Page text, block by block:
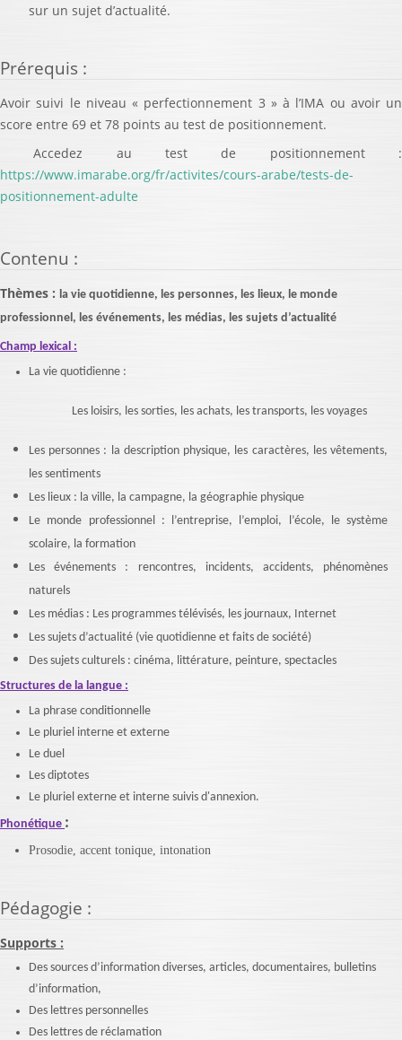
sur un sujet d’actualité.
Prérequis :
Avoir suivi le niveau « perfectionnement 3 » à l’IMA ou avoir un
score entre 69 et 78 points au test de positionnement.
Accedez au test de positionnement :
https://www.imarabe.org/fr/activites/cours-arabe/tests-de-
positionnement-adulte
Contenu :
Thèmes : la vie quotidienne, les personnes, les lieux, le monde
professionnel, les événements, les médias, les sujets d’actualité
Champ lexical :
La vie quotidienne :
Les loisirs, les sorties, les achats, les transports, les voyages
Les personnes : la description physique, les caractères, les vêtements,
les sentiments
Les lieux : la ville, la campagne, la géographie physique
Le monde professionnel : l’entreprise, l’emploi, l’école, le système
scolaire, la formation
Les événements : rencontres, incidents, accidents, phénomènes
naturels
Les médias : Les programmes télévisés, les journaux, Internet
Les sujets d’actualité (vie quotidienne et faits de société)
Des sujets culturels : cinéma, littérature, peinture, spectacles
Structures de la langue :
La phrase conditionnelle
Le pluriel interne et externe
Le duel
Les diptotes
Le pluriel externe et interne suivis d'annexion.
Phonétique :
Prosodie, accent tonique, intonation
Pédagogie :
Supports :
Des sources d’information diverses, articles, documentaires, bulletins
d’information,
Des lettres personnelles
Des lettres de réclamation